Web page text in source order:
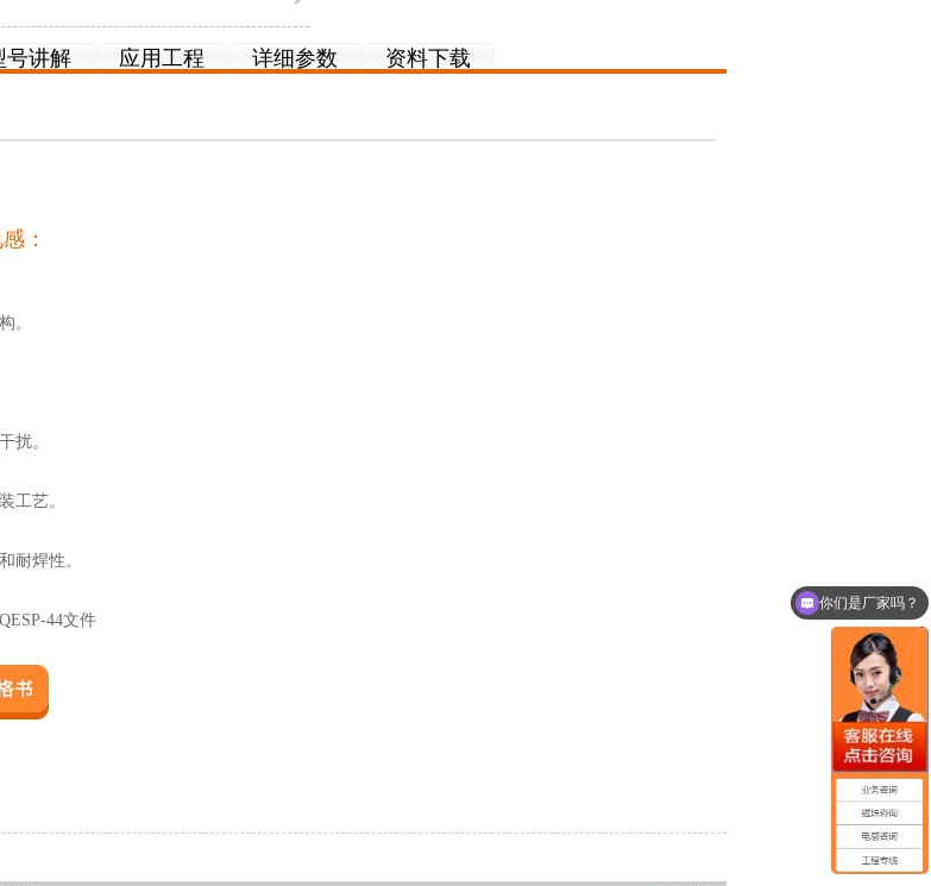
号讲解 应用工程 详细参数 资料下载
：
。
扰。
工艺。
耐焊性。
44文件 有做贴片磁珠电感？
你们是厂家吗？